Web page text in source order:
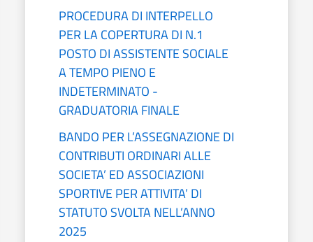
PROCEDURA DI INTERPELLO
PER LA COPERTURA DI N.1
POSTO DI ASSISTENTE SOCIALE
A TEMPO PIENO E
INDETERMINATO -
GRADUATORIA FINALE
BANDO PER L’ASSEGNAZIONE DI
CONTRIBUTI ORDINARI ALLE
SOCIETA’ ED ASSOCIAZIONI
SPORTIVE PER ATTIVITA’ DI
STATUTO SVOLTA NELL’ANNO
2025